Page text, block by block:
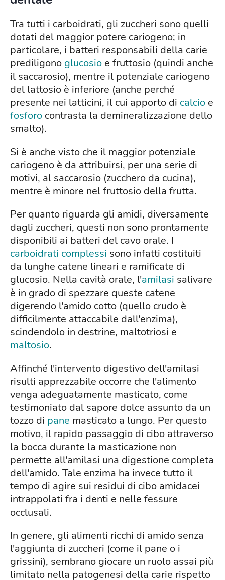
Tra tutti i carboidrati, gli zuccheri sono quelli
dotati del maggior potere cariogeno; in
particolare, i batteri responsabili della carie
prediligono glucosio e fruttosio (quindi anche
il saccarosio), mentre il potenziale cariogeno
del lattosio è inferiore (anche perché
presente nei latticini, il cui apporto di calcio e
fosforo contrasta la demineralizzazione dello
smalto).
Si è anche visto che il maggior potenziale
cariogeno è da attribuirsi, per una serie di
motivi, al saccarosio (zucchero da cucina),
mentre è minore nel fruttosio della frutta.
Per quanto riguarda gli amidi, diversamente
dagli zuccheri, questi non sono prontamente
disponibili ai batteri del cavo orale. I
carboidrati complessi sono infatti costituiti
da lunghe catene lineari e ramificate di
glucosio. Nella cavità orale, l'amilasi salivare
è in grado di spezzare queste catene
digerendo l'amido cotto (quello crudo è
difficilmente attaccabile dall'enzima),
scindendolo in destrine, maltotriosi e
maltosio.
Affinché l'intervento digestivo dell'amilasi
risulti apprezzabile occorre che l'alimento
venga adeguatamente masticato, come
testimoniato dal sapore dolce assunto da un
tozzo di pane masticato a lungo. Per questo
motivo, il rapido passaggio di cibo attraverso
la bocca durante la masticazione non
permette all'amilasi una digestione completa
dell'amido. Tale enzima ha invece tutto il
tempo di agire sui residui di cibo amidacei
intrappolati fra i denti e nelle fessure
occlusali.
In genere, gli alimenti ricchi di amido senza
l'aggiunta di zuccheri (come il pane o i
grissini), sembrano giocare un ruolo assai più
limitato nella patogenesi della carie rispetto